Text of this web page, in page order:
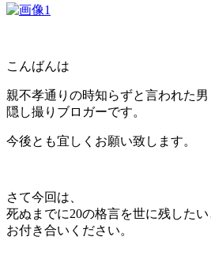
こんばんは
親不孝通りの時知らずと言われた男
隠し撮りブロガーです。
今後とも宜しくお願い致します。
さて今回は、
死ぬまでに20の格言を世に残した
お付き合いください。